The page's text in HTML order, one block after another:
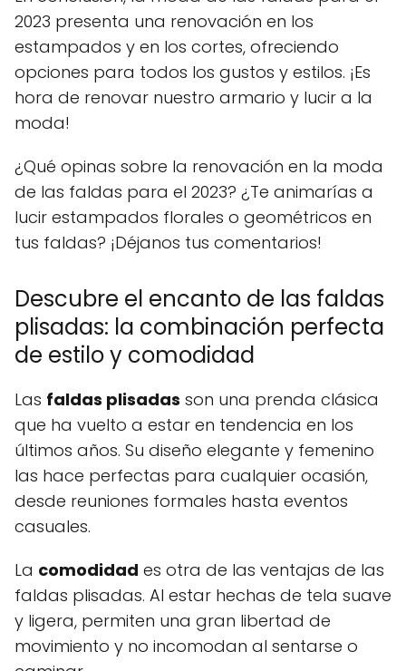
2023 presenta una renovación en los
estampados y en los cortes, ofreciendo
opciones para todos los gustos y estilos. ¡Es
hora de renovar nuestro armario y lucir a la
moda!
¿Qué opinas sobre la renovación en la moda
de las faldas para el 2023? ¿Te animarías a
lucir estampados florales o geométricos en
tus faldas? ¡Déjanos tus comentarios!
Descubre el encanto de las faldas
plisadas: la combinación perfecta
de estilo y comodidad
Las faldas plisadas son una prenda clásica
que ha vuelto a estar en tendencia en los
últimos años. Su diseño elegante y femenino
las hace perfectas para cualquier ocasión,
desde reuniones formales hasta eventos
casuales.
La comodidad es otra de las ventajas de las
faldas plisadas. Al estar hechas de tela suave
y ligera, permiten una gran libertad de
movimiento y no incomodan al sentarse o